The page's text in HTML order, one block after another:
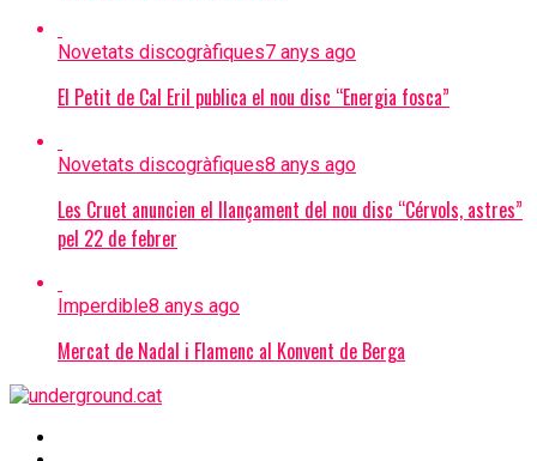
Novetats discogràfiques7 anys ago
El Petit de Cal Eril publica el nou disc “Energia fosca”
Novetats discogràfiques8 anys ago
Les Cruet anuncien el llançament del nou disc “Cérvols, astres”
pel 22 de febrer
Imperdible8 anys ago
Mercat de Nadal i Flamenc al Konvent de Berga